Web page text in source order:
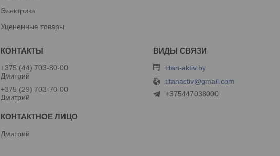
Электрика
Уцененные товары
+375 (44) 703-80-00
Дмитрий
+375 (29) 703-70-00
Дмитрий
Дмитрий
titan-aktiv.by
titanactiv@gmail.com
+375447038000